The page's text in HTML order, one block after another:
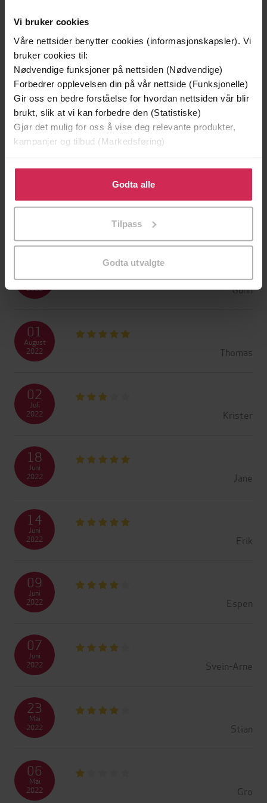
Vi bruker cookies
Våre nettsider benytter cookies (informasjonskapsler). Vi
bruker cookies til:
Nødvendige funksjoner på nettsiden (Nødvendige)
Forbedrer opplevelsen din på vår nettside (Funksjonelle)
Gir oss en bedre forståelse for hvordan nettsiden vår blir
brukt, slik at vi kan forbedre den (Statistiske)
Gjør det mulig for oss å vise deg relevante produkter,
kampanjer og tilbud (Markedsføring)
Klikk på «Godta alle» for å gi oss ditt samtykke til å
bruke cookies for alle disse formålene. Du kan også
tilpasse ditt samtykke til spesifikke formål ved å klikke
Godta alle
Tilpass
Godta utvalgte
Ingrid Therese
14
September
2022
Øystein
31
August
2022
22
07
Gunn
August
2022
Thomas
01
August
2022
Krister
02
Juli
2022
Jane
18
Juni
2022
Erik
14
Juni
2022
Espen
09
Juni
2022
Svein-Arne
07
Juni
2022
Stian
23
Mai
2022
Gro
06
Mai
2022